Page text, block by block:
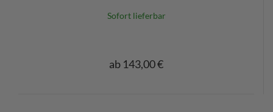
Sofort lieferbar
ab 143,00 €